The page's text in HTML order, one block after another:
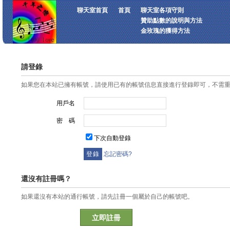
聊天室首頁 首頁
聊天室各項守則
贊助點數的說明與方法
金玫瑰的獲得方法
請登錄
如果您在本站已擁有帳號，請使用已有的帳號信息直接進行登錄即可，不需
用戶名
密 碼
下次自動登錄
忘記密碼?
還沒有註冊嗎？
如果還沒有本站的通行帳號，請先註冊一個屬於自己的帳號吧。
立即註冊